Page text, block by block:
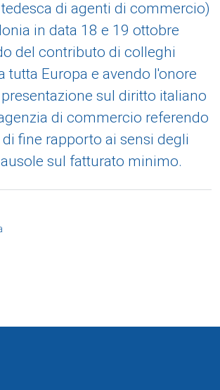
di agenti di commercio)
in data 18 e 19 ottobre
del contributo di colleghi
tutta Europa e avendo l'onore
sul diritto italiano
di commercio referendo
di fine rapporto ai sensi degli
sul fatturato minimo.